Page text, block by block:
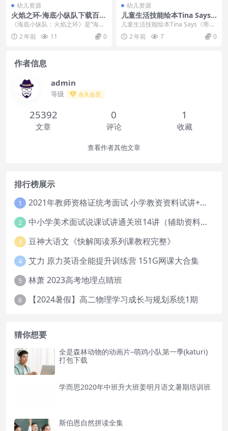
幼儿资源
火焰之环-海底小纵队下载百度
云
《海底小纵队：火焰之环》是“海底
小纵队”动画剧集播出十年以后的首
部大电影。海底小...
2 年前 11 0
幼儿资源
儿童生活技能绘本Tina Says
《蒂娜说……》第一套全5本
儿童生活技能绘本Tina Says《蒂娜
说……》第一套全...
2 年前 7 0
作者信息
admin
等级 永久会员
25392
文章
0
评论
1
收藏
查看作者其他文章
排行榜展示
1 2021年教师资格证统考面试 小学教资资料试讲+答辩
2 中小学美术面试说课试讲通关班14讲（辅助资料第一套）
3 豆神大语文《快解阅读系列课教程完整》
4 艾力 原力英语全能提升训练营 151G网课大合集
5 林萧 2023高考地理点睛班
6 【2024暑假】高二物理学习成长与规划系统1期
猜你想要
全是森林动物的动画片–萌鸡小队第一季(katuri)
打包下载
学而思2020年中班升大班姜明月语文暑期培训班
斯伯恩自然拼读全集